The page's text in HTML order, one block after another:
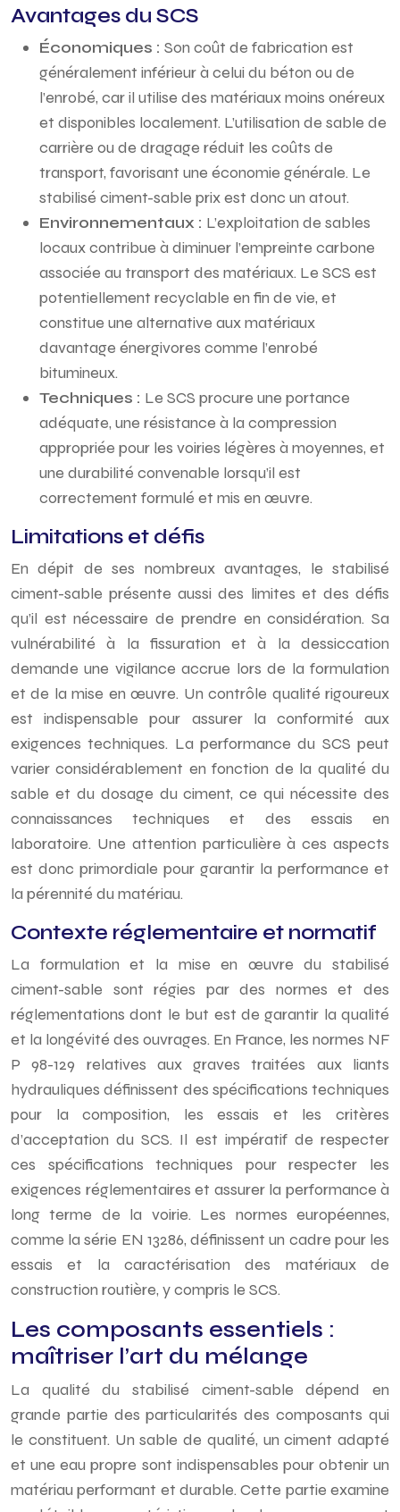
Avantages du SCS
Économiques : Son coût de fabrication est
généralement inférieur à celui du béton ou de
l’enrobé, car il utilise des matériaux moins onéreux
et disponibles localement. L’utilisation de sable de
carrière ou de dragage réduit les coûts de
transport, favorisant une économie générale. Le
stabilisé ciment-sable prix est donc un atout.
Environnementaux : L’exploitation de sables
locaux contribue à diminuer l’empreinte carbone
associée au transport des matériaux. Le SCS est
potentiellement recyclable en fin de vie, et
constitue une alternative aux matériaux
davantage énergivores comme l’enrobé
bitumineux.
Techniques : Le SCS procure une portance
adéquate, une résistance à la compression
appropriée pour les voiries légères à moyennes, et
une durabilité convenable lorsqu’il est
correctement formulé et mis en œuvre.
Limitations et défis
En dépit de ses nombreux avantages, le stabilisé
ciment-sable présente aussi des limites et des défis
qu’il est nécessaire de prendre en considération. Sa
vulnérabilité à la fissuration et à la dessiccation
demande une vigilance accrue lors de la formulation
et de la mise en œuvre. Un contrôle qualité rigoureux
est indispensable pour assurer la conformité aux
exigences techniques. La performance du SCS peut
varier considérablement en fonction de la qualité du
sable et du dosage du ciment, ce qui nécessite des
connaissances techniques et des essais en
laboratoire. Une attention particulière à ces aspects
est donc primordiale pour garantir la performance et
la pérennité du matériau.
Contexte réglementaire et normatif
La formulation et la mise en œuvre du stabilisé
ciment-sable sont régies par des normes et des
réglementations dont le but est de garantir la qualité
et la longévité des ouvrages. En France, les normes NF
P 98-129 relatives aux graves traitées aux liants
hydrauliques définissent des spécifications techniques
pour la composition, les essais et les critères
d’acceptation du SCS. Il est impératif de respecter
ces spécifications techniques pour respecter les
exigences réglementaires et assurer la performance à
long terme de la voirie. Les normes européennes,
comme la série EN 13286, définissent un cadre pour les
essais et la caractérisation des matériaux de
construction routière, y compris le SCS.
Les composants essentiels :
maîtriser l’art du mélange
La qualité du stabilisé ciment-sable dépend en
grande partie des particularités des composants qui
le constituent. Un sable de qualité, un ciment adapté
et une eau propre sont indispensables pour obtenir un
matériau performant et durable. Cette partie examine